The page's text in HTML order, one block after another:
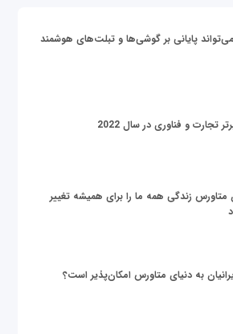
پایانی بر گوشی‌ها و تبلت‌های هوشمند
متاورس زندگی همه ما را برای همیشه تغییر
به دنیای متاورس امکان‌پذیر است؟